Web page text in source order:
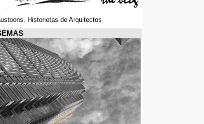
Historietas de Arquitectos